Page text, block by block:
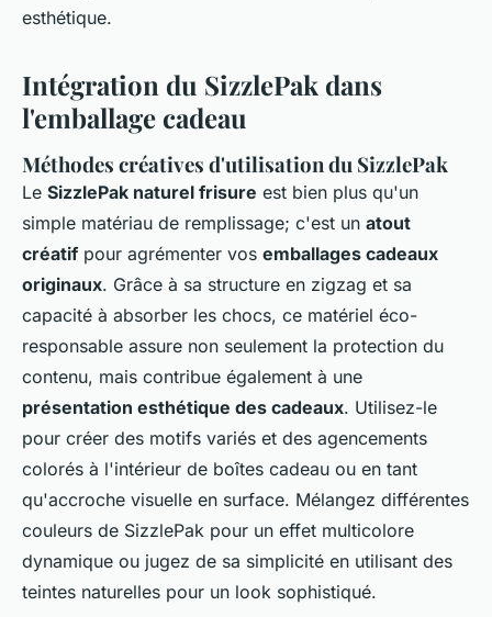
esthétique.
Intégration du SizzlePak dans
l'emballage cadeau
Méthodes créatives d'utilisation du SizzlePak
Le SizzlePak naturel frisure est bien plus qu'un
simple matériau de remplissage; c'est un atout
créatif pour agrémenter vos emballages cadeaux
originaux. Grâce à sa structure en zigzag et sa
capacité à absorber les chocs, ce matériel éco-
responsable assure non seulement la protection du
contenu, mais contribue également à une
présentation esthétique des cadeaux. Utilisez-le
pour créer des motifs variés et des agencements
colorés à l'intérieur de boîtes cadeau ou en tant
qu'accroche visuelle en surface. Mélangez différentes
couleurs de SizzlePak pour un effet multicolore
dynamique ou jugez de sa simplicité en utilisant des
teintes naturelles pour un look sophistiqué.